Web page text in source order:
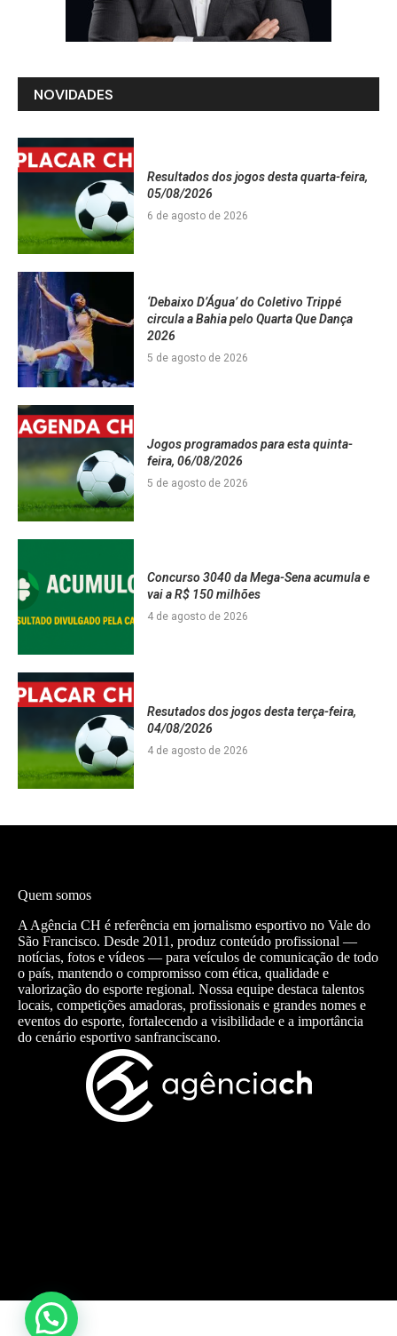
NOVIDADES
Resultados dos jogos desta quarta-feira,
05/08/2026
6 de agosto de 2026
‘Debaixo D’Água’ do Coletivo Trippé
circula a Bahia pelo Quarta Que Dança
2026
5 de agosto de 2026
Jogos programados para esta quinta-
feira, 06/08/2026
5 de agosto de 2026
Concurso 3040 da Mega-Sena acumula e
vai a R$ 150 milhões
4 de agosto de 2026
Resutados dos jogos desta terça-feira,
04/08/2026
4 de agosto de 2026
Quem somos
A Agência CH é referência em jornalismo esportivo no Vale do
São Francisco. Desde 2011, produz conteúdo profissional —
notícias, fotos e vídeos — para veículos de comunicação de todo
o país, mantendo o compromisso com ética, qualidade e
valorização do esporte regional. Nossa equipe destaca talentos
locais, competições amadoras, profissionais e grandes nomes e
eventos do esporte, fortalecendo a visibilidade e a importância
do cenário esportivo sanfranciscano.